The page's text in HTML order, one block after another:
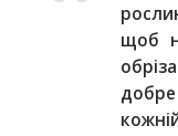
щоб